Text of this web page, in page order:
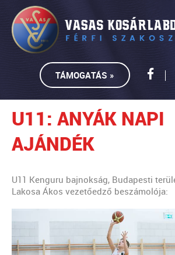
TÁMOGATÁS »
U11: ANYÁK NAPI
AJÁNDÉK
U11 Kenguru bajnokság, Budapesti
Lakosa Ákos vezetőedző beszámolója: